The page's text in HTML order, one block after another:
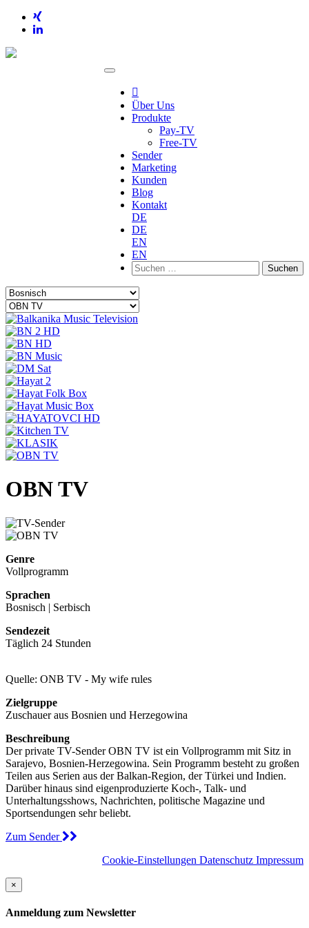

Über Uns
Produkte
Pay-TV
Free-TV
Sender
Marketing
Kunden
Blog
Kontakt
DE
DE
EN
EN
Suchen
nach:
OBN TV
Genre
Vollprogramm
Sprachen
Bosnisch | Serbisch
Sendezeit
Täglich 24 Stunden
Quelle: ONB TV - My wife rules
Zielgruppe
Zuschauer aus Bosnien und Herzegowina
Beschreibung
Der private TV-Sender OBN TV ist ein Vollprogramm mit Sitz in
Sarajevo, Bosnien-Herzegowina. Sein Programm besteht zu großen
Teilen aus Serien aus der Balkan-Region, der Türkei und Indien.
Darüber hinaus sind eigenproduzierte Koch-, Talk- und
Unterhaltungsshows, Nachrichten, politische Magazine und
Sportsendungen sehr beliebt.
Zum Sender
Cookie-Einstellungen Datenschutz Impressum
×
Anmeldung zum Newsletter